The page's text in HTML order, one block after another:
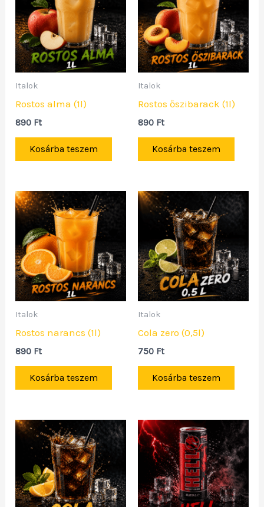
Italok
Rostos alma (1l)
890 Ft
Kosárba teszem
Italok
Rostos őszibarack (1l)
890 Ft
Kosárba teszem
Italok
Rostos narancs (1l)
890 Ft
Kosárba teszem
Italok
Cola zero (0,5l)
750 Ft
Kosárba teszem